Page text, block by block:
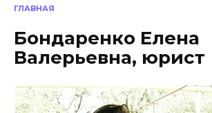
ГЛАВНАЯ
Бондаренко Елена
Валерьевна, юрист